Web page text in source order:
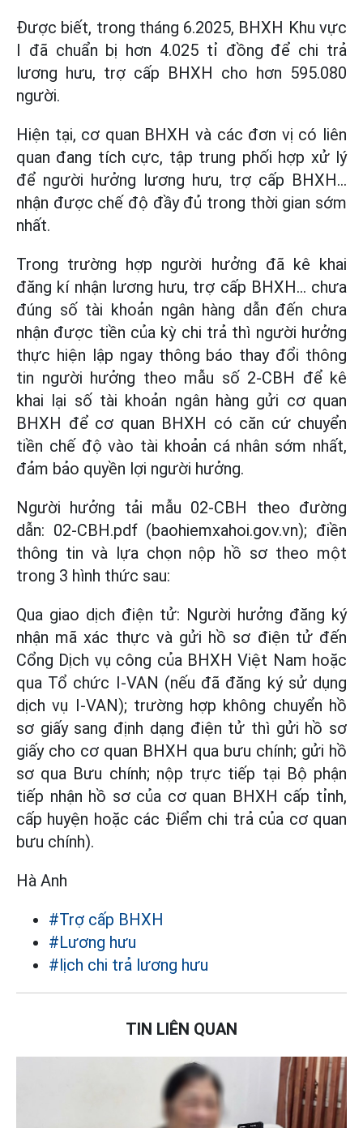
Được biết, trong tháng 6.2025, BHXH Khu vực
I đã chuẩn bị hơn 4.025 tỉ đồng để chi trả
lương hưu, trợ cấp BHXH cho hơn 595.080
người.
Hiện tại, cơ quan BHXH và các đơn vị có liên
quan đang tích cực, tập trung phối hợp xử lý
để người hưởng lương hưu, trợ cấp BHXH…
nhận được chế độ đầy đủ trong thời gian sớm
nhất.
Trong trường hợp người hưởng đã kê khai
đăng kí nhận lương hưu, trợ cấp BHXH… chưa
đúng số tài khoản ngân hàng dẫn đến chưa
nhận được tiền của kỳ chi trả thì người hưởng
thực hiện lập ngay thông báo thay đổi thông
tin người hưởng theo mẫu số 2-CBH để kê
khai lại số tài khoản ngân hàng gửi cơ quan
BHXH để cơ quan BHXH có căn cứ chuyển
tiền chế độ vào tài khoản cá nhân sớm nhất,
đảm bảo quyền lợi người hưởng.
Người hưởng tải mẫu 02-CBH theo đường
dẫn: 02-CBH.pdf (baohiemxahoi.gov.vn); điền
thông tin và lựa chọn nộp hồ sơ theo một
trong 3 hình thức sau:
Qua giao dịch điện tử: Người hưởng đăng ký
nhận mã xác thực và gửi hồ sơ điện tử đến
Cổng Dịch vụ công của BHXH Việt Nam hoặc
qua Tổ chức I-VAN (nếu đã đăng ký sử dụng
dịch vụ I-VAN); trường hợp không chuyển hồ
sơ giấy sang định dạng điện tử thì gửi hồ sơ
giấy cho cơ quan BHXH qua bưu chính; gửi hồ
sơ qua Bưu chính; nộp trực tiếp tại Bộ phận
tiếp nhận hồ sơ của cơ quan BHXH cấp tỉnh,
cấp huyện hoặc các Điểm chi trả của cơ quan
bưu chính).
Hà Anh
#Trợ cấp BHXH
#Lương hưu
#lịch chi trả lương hưu
TIN LIÊN QUAN